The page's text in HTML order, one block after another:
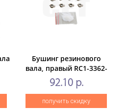
Бушинг резинового
вала, правый RC1-3362-
000 для HPLaserJet
4200/4300/4250/4350
(CET), CET1064, CET1064R
92.10 р.
получить скидку